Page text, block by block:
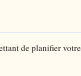
de planifier votre